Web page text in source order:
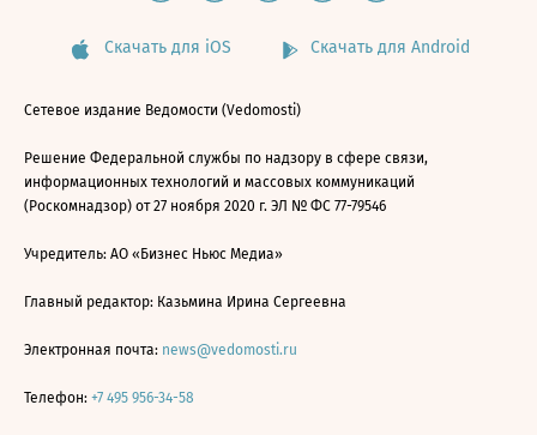
Скачать для iOS Скачать для Android
Сетевое издание Ведомости (Vedomosti)
Решение Федеральной службы по надзору в сфере связи,
информационных технологий и массовых коммуникаций
(Роскомнадзор) от 27 ноября 2020 г. ЭЛ № ФС 77-79546
Учредитель: АО «Бизнес Ньюс Медиа»
Главный редактор: Казьмина Ирина Сергеевна
Электронная почта: news@vedomosti.ru
Телефон: +7 495 956-34-58